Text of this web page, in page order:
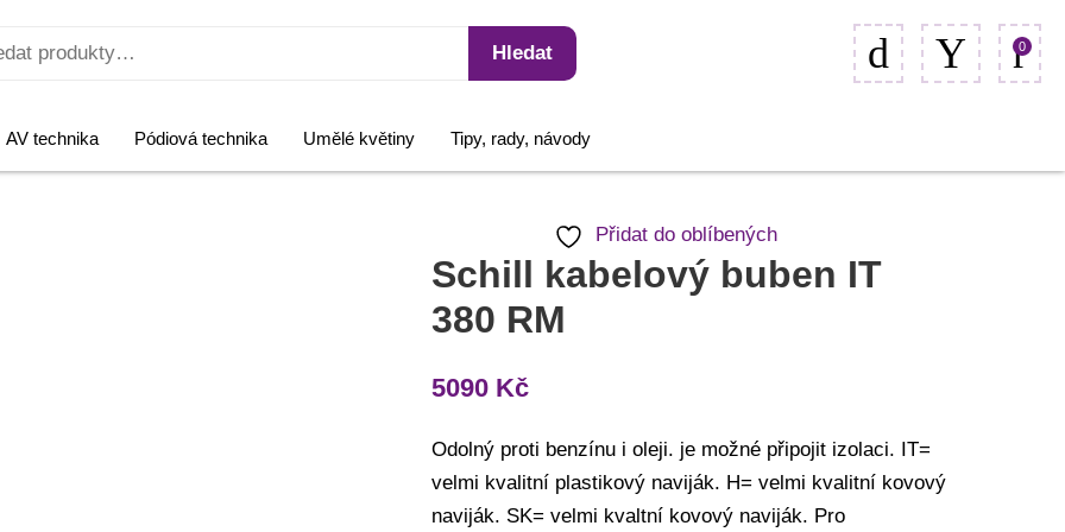
Hledat 0
AV technika Pódiová technika Umělé květiny Tipy, rady, návody
Přidat do oblíbených
Schill kabelový buben IT
380 RM
5090 Kč
Odolný proti benzínu i oleji. je možné připojit izolaci. IT=
velmi kvalitní plastikový naviják. H= velmi kvalitní kovový
naviják. SK= velmi kvaltní kovový naviják. Pro